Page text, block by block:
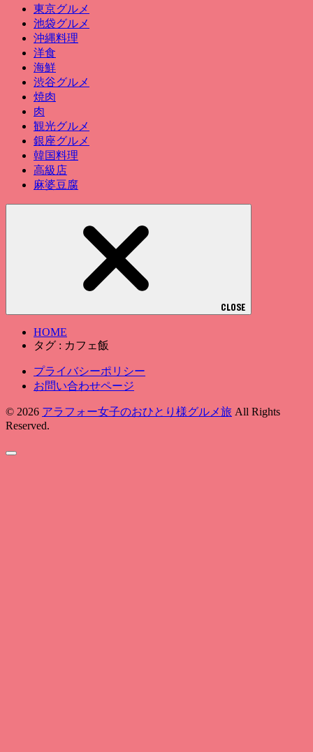
東京グルメ
池袋グルメ
沖縄料理
洋食
海鮮
渋谷グルメ
焼肉
肉
観光グルメ
銀座グルメ
韓国料理
高級店
麻婆豆腐
CLOSE
HOME
タグ : カフェ飯
プライバシーポリシー
お問い合わせページ
© 2026 アラフォー女子のおひとり様グルメ旅 All Rights
Reserved.